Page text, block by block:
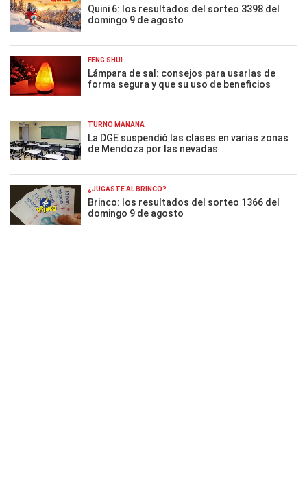
Quini 6: los resultados del sorteo 3398 del
domingo 9 de agosto
FENG SHUI
Lámpara de sal: consejos para usarlas de
forma segura y que su uso de beneficios
TURNO MAÑANA
La DGE suspendió las clases en varias zonas
de Mendoza por las nevadas
¿JUGASTE AL BRINCO?
Brinco: los resultados del sorteo 1366 del
domingo 9 de agosto